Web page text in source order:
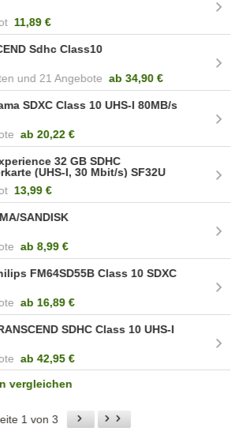
11,89 €
Sdhc Class10
21 Angebote ab 34,90 €
SDXC Class 10 UHS-I 80MB/s
ab 20,22 €
32 GB SDHC
(UHS-I, 30 Mbit/s) SF32U
13,99 €
SANDISK
ab 8,99 €
FM64SD55B Class 10 SDXC
ab 16,89 €
SDHC Class 10 UHS-I
ab42,95 €
vergleichen
1 von 3